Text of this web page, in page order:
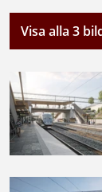
Visa alla 3